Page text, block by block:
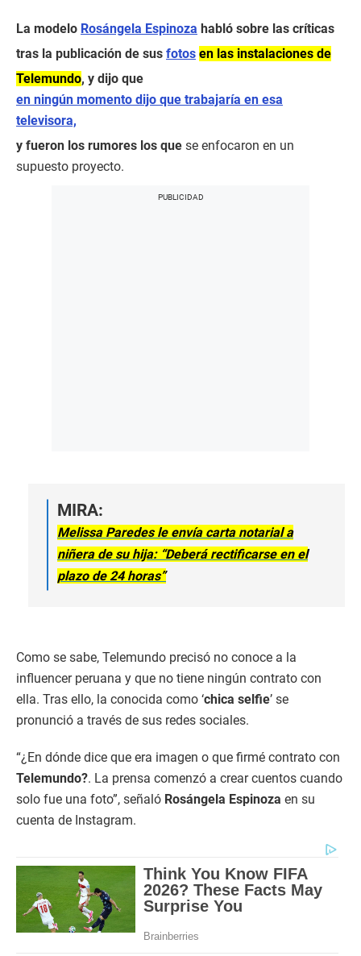
La modelo Rosángela Espinoza habló sobre las críticas
tras la publicación de sus fotos en las instalaciones de
Telemundo, y dijo que
en ningún momento dijo que trabajaría en esa
televisora,
y fueron los rumores los que se enfocaron en un
supuesto proyecto.
MIRA:
Melissa Paredes le envía carta notarial a
niñera de su hija: “Deberá rectificarse en el
plazo de 24 horas”
Como se sabe, Telemundo precisó no conoce a la
influencer peruana y que no tiene ningún contrato con
ella. Tras ello, la conocida como ‘chica selfie’ se
pronunció a través de sus redes sociales.
“¿En dónde dice que era imagen o que firmé contrato con
Telemundo?. La prensa comenzó a crear cuentos cuando
solo fue una foto”, señaló Rosángela Espinoza en su
cuenta de Instagram.